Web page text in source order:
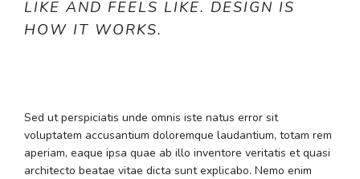
LIKE AND FEELS LIKE. DESIGN IS
HOW IT WORKS.
Sed ut perspiciatis unde omnis iste natus error sit
voluptatem accusantium doloremque laudantium, totam rem
aperiam, eaque ipsa quae ab illo inventore veritatis et quasi
architecto beatae vitae dicta sunt explicabo. Nemo enim